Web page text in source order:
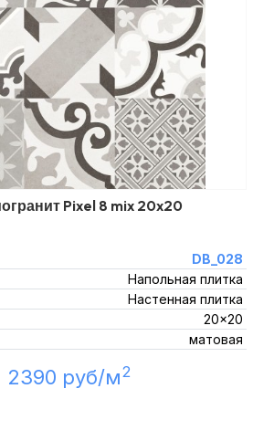
Pixel 8 mix 20x20
DB_028
Напольная плитка
Настенная плитка
20x20
матовая
2390 руб/м2